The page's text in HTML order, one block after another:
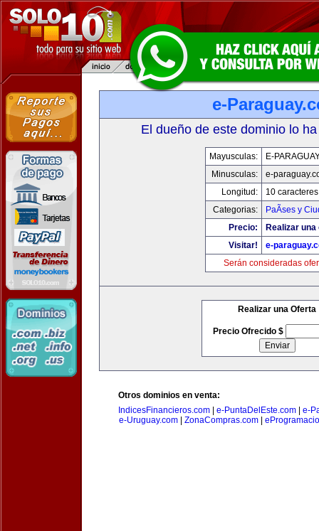
e-
El dueño de este dominio lo
Mayusculas:
E-
Minusculas:
e-
Longitud:
10 caracteres
Categorias:
PaÃ­ses y
Precio:
Realizar
Visitar!
e-
Serán consideradas
Realizar una Oferta
Precio Ofrecido $
Otros dominios en venta:
IndicesFinancieros.com
e-PuntaDelEste.com
e-
e-Uruguay.com
ZonaCompras.com